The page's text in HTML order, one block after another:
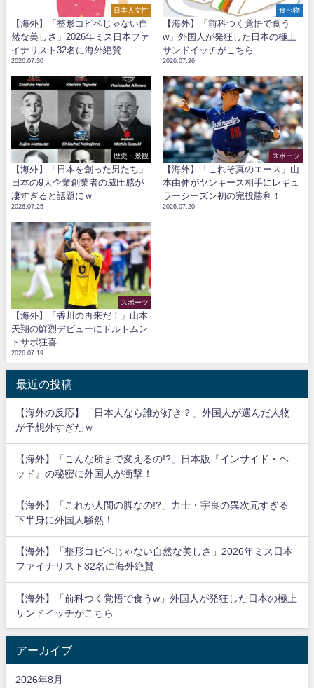
日本人女性
【海外】「整形コピペじゃない自
然な美しさ」2026年ミス日本ファ
イナリスト32名に海外絶賛
2026.07.30
食べ物
【海外】「前科つく覚悟で食う
w」外国人が発狂した日本の極上
サンドイッチがこちら
2026.07.26
歴史・景観
【海外】「日本を創った男たち」
日本の9大企業創業者の威圧感が
凄すぎると話題にｗ
2026.07.25
スポーツ
【海外】「これぞ真のエース」山
本由伸がヤンキース相手にレギュ
ラーシーズン初の完投勝利！
2026.07.20
スポーツ
【海外】「香川の再来だ！」山本
天翔の鮮烈デビューにドルトムン
トサポ狂喜
2026.07.19
最近の投稿
【海外の反応】「日本人なら誰が好き？」外国人が選んだ人物
が予想外すぎたｗ
【海外】「こんな所まで変えるの!?」日本版『インサイド・ヘ
ッド』の秘密に外国人が衝撃！
【海外】「これが人間の脚なの!?」力士・宇良の異次元すぎる
下半身に外国人騒然！
【海外】「整形コピペじゃない自然な美しさ」2026年ミス日本
ファイナリスト32名に海外絶賛
【海外】「前科つく覚悟で食うw」外国人が発狂した日本の極上
サンドイッチがこちら
アーカイブ
2026年8月